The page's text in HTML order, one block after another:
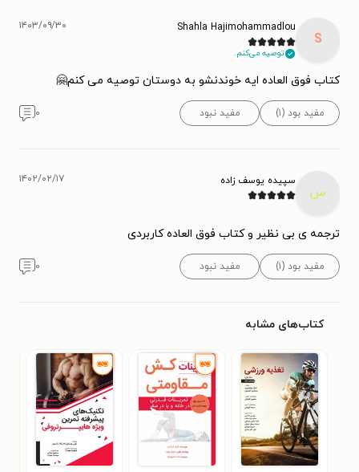
S
Shahla Hajimohammadlou
توصیه می‌کنم.
۱۴۰۳/۰۹/۳۰
کتاب فوق العاده ایه خوندنشو به دوستان توصیه می کنم🤗
مفید بود (۱) مفید نبود ۰
س
سپیده یوسف زاده ۱۴۰۲/۰۲/۱۷
ترجمه ی بی نظیر و کتاب فوق العاده کاربردی
مفید بود (۱) مفید نبود ۰
کتاب‌های مشابه